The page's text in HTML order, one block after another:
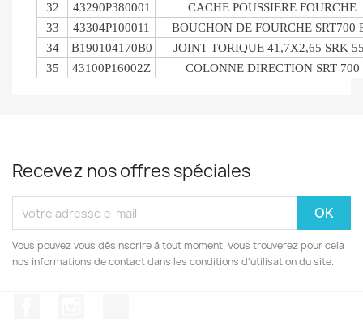
32
43290P380001
CACHE POUSSIERE FOURCHE
33
43304P100011
BOUCHON DE FOURCHE SRT700
34
B190104170B0
JOINT TORIQUE 41,7X2,65 SRK
35
43100P16002Z COLONNE DIRECTION SRT 700
Recevez nos offres spéciales
Vous pouvez vous désinscrire à tout moment. Vous trouverez pour cela
nos informations de contact dans les conditions d'utilisation du site.